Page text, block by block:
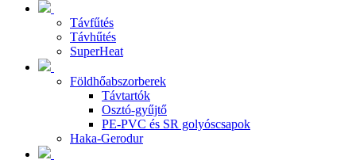
Távfűtés
Távhűtés
SuperHeat
Földhőabszorberek
Távtartók
Osztó-gyűjtő
PE-PVC és SR golyóscsapok
Haka-Gerodur